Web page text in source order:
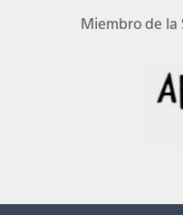
Miembro de la